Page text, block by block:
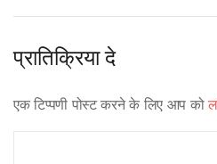
प्रातिक्रिया दे
एक टिप्पणी पोस्ट करने के लिए आप को